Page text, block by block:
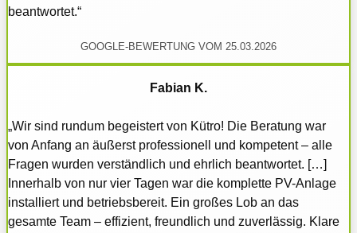
beantwortet.“
GOOGLE-BEWERTUNG VOM 25.03.2026
Fabian K.
„Wir sind rundum begeistert von Kütro! Die Beratung war
von Anfang an äußerst professionell und kompetent – alle
Fragen wurden verständlich und ehrlich beantwortet. […]
Innerhalb von nur vier Tagen war die komplette PV-Anlage
installiert und betriebsbereit. Ein großes Lob an das
gesamte Team – effizient, freundlich und zuverlässig. Klare